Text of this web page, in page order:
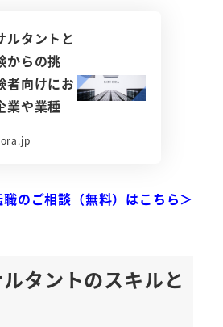
ルタントと
からの挑
者向けにお
業や業種
職のご相談（無料）はこちら＞
タントのスキルと